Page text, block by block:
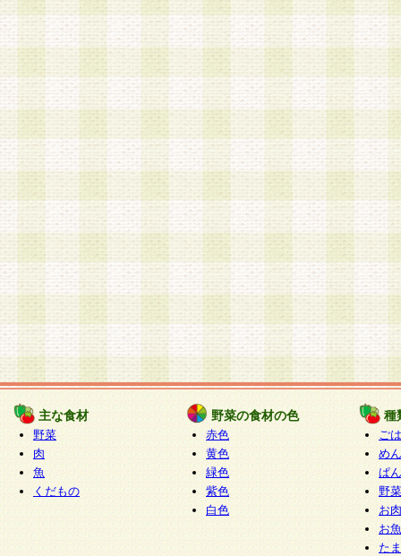
主な食材
野菜
肉
魚
くだもの
野菜の食材の色
赤色
黄色
緑色
紫色
白色
種
ご
めん
ぱん
野
お
お
た